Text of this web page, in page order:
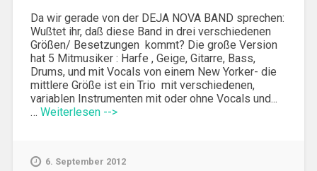
Da wir gerade von der DEJA NOVA BAND sprechen:
Wußtet ihr, daß diese Band in drei verschiedenen
Größen/ Besetzungen kommt? Die große Version
hat 5 Mitmusiker : Harfe , Geige, Gitarre, Bass,
Drums, und mit Vocals von einem New Yorker- die
mittlere Größe ist ein Trio mit verschiedenen,
variablen Instrumenten mit oder ohne Vocals und...
… Weiterlesen -->
6. September 2012